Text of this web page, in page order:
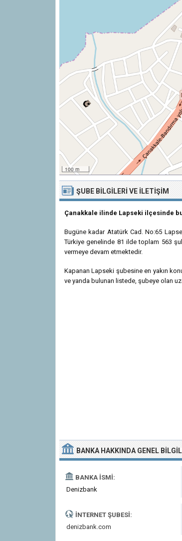
100 m
ŞUBE BILGILERI VE İLETIŞIM
Çanakkale ilinde Lapseki ilçesinde
Bugüne kadar Atatürk Cad. No:65
Türkiye genelinde 81 ilde toplam 563
vermeye devam etmektedir.
Kapanan Lapseki şubesine en yakın
ve yanda bulunan listede, şubeye olan
BANKA HAKKINDA GENEL
BANKA İSMI:
Denizbank
İNTERNET ŞUBESI:
denizbank.com